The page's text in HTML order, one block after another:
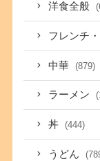
洋食全般
フレンチ
中華 (879)
ラーメン
丼 (444)
うどん